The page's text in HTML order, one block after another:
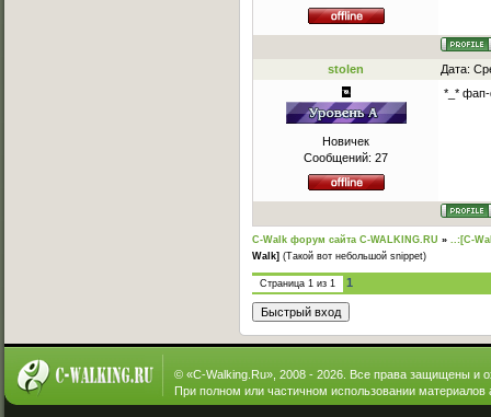
stolen Дата:
Новичек
Сообщений: 27
*_*
C-Walk форум сайта C-WALKING.RU » ..:[C-
Walk] (Такой вот небольшой snippet)
Страница 1 из 1 1
© «C-Walking.Ru», 2008 - 2026. Все права защищены и
При полном или частичном использовании материалов